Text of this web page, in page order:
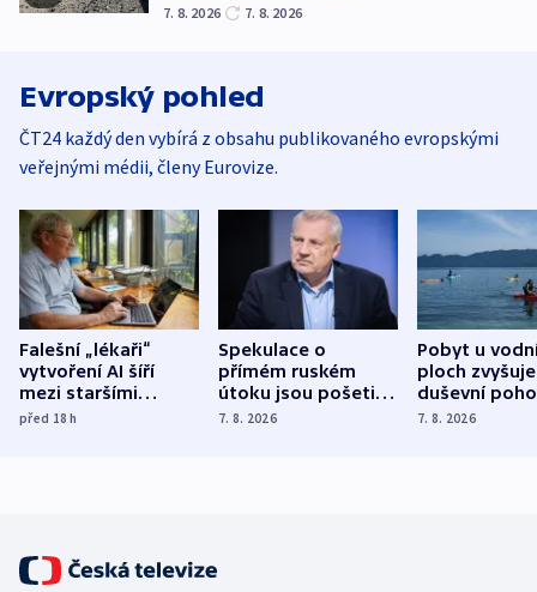
7. 8. 2026 7. 8. 2026
Evropský pohled
ČT24 každý den vybírá z obsahu publikovaného evropskými
veřejnými médii, členy Eurovize.
Falešní „lékaři“
vytvoření AI šíří
mezi staršími
Poláky nebezpečné
před 18h
Spekulace o
přímém ruském
útoku jsou pošetilé,
míní estonský
7. 8. 2026
Pobyt u
ploch zvyšuje
duševní
ukázala
7. 8. 2026